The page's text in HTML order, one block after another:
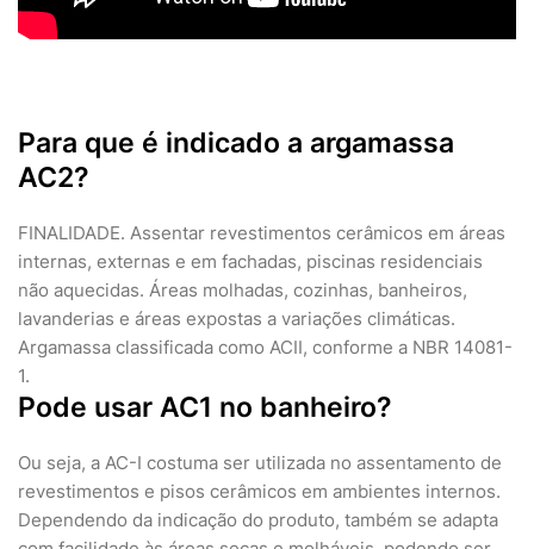
Para que é indicado a argamassa
AC2?
FINALIDADE. Assentar revestimentos cerâmicos em áreas
internas, externas e em fachadas, piscinas residenciais
não aquecidas. Áreas molhadas, cozinhas, banheiros,
lavanderias e áreas expostas a variações climáticas.
Argamassa classificada como ACII, conforme a NBR 14081-
1.
Pode usar AC1 no banheiro?
Ou seja, a AC-I costuma ser utilizada no assentamento de
revestimentos e pisos cerâmicos em ambientes internos.
Dependendo da indicação do produto, também se adapta